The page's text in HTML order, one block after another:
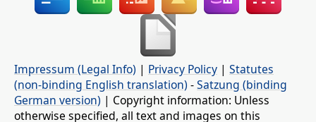
Impressum (Legal Info) | Privacy Policy | Statutes
(non-binding English translation) -Satzung (binding
German version) | Copyright information: Unless
otherwise specified, all text and images on this